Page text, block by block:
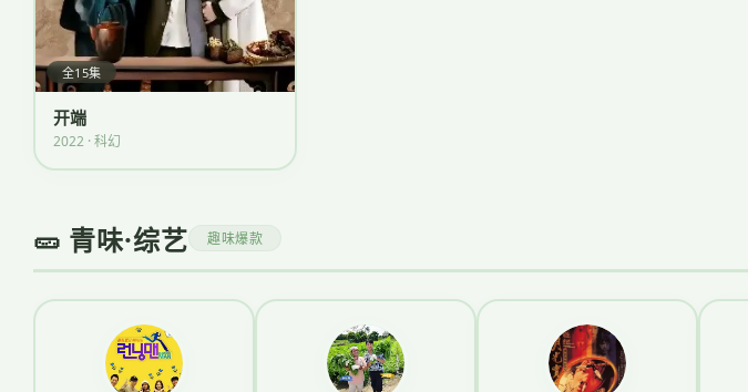
全15集
开端
2022 · 科幻
🥒 青味·综艺 趣味爆款